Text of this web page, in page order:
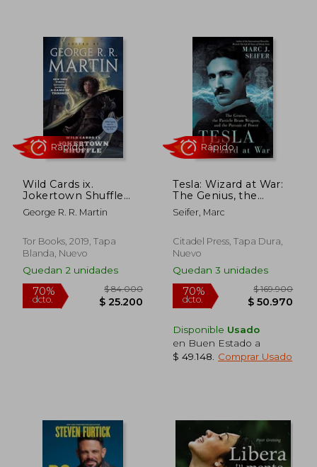
70%
dcto. $ 20.970
70%
dcto.
Wild Cards ix.
Jokertown Shuffle
(en Inglés)
George R. R. Martin
Tor Books, 2019, Tapa
Blanda, Nuevo
Quedan 2 unidades
Tesla: Wizard at War:
The Genius, the
Particle Beam
Weapon, and the
Inglés)
Seifer, Marc
Citadel Press, Tapa Dura,
Nuevo
Quedan 3 unidades
Disponible Usado
en Buen Estado a
$ 49.148
Comprar Usado